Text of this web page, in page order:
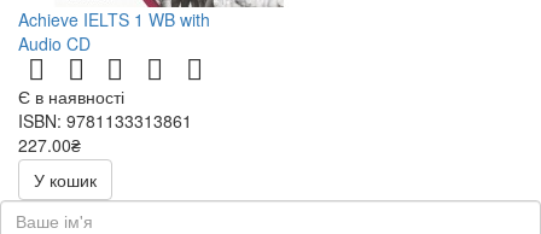
Achieve IELTS 1 WB with
Audio CD
Є в наявності
ISBN: 9781133313861
227.00₴
454.00₴
У кошик